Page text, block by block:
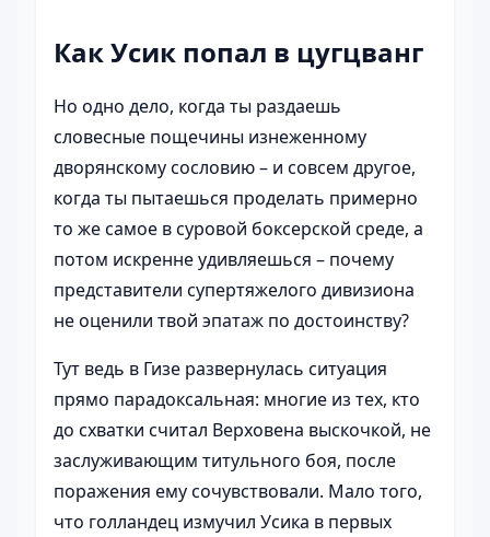
Как Усик попал в цугцванг
Но одно дело, когда ты раздаешь
словесные пощечины изнеженному
дворянскому сословию – и совсем другое,
когда ты пытаешься проделать примерно
то же самое в суровой боксерской среде, а
потом искренне удивляешься – почему
представители супертяжелого дивизиона
не оценили твой эпатаж по достоинству?
Тут ведь в Гизе развернулась ситуация
прямо парадоксальная: многие из тех, кто
до схватки считал Верховена выскочкой, не
заслуживающим титульного боя, после
поражения ему сочувствовали. Мало того,
что голландец измучил Усика в первых